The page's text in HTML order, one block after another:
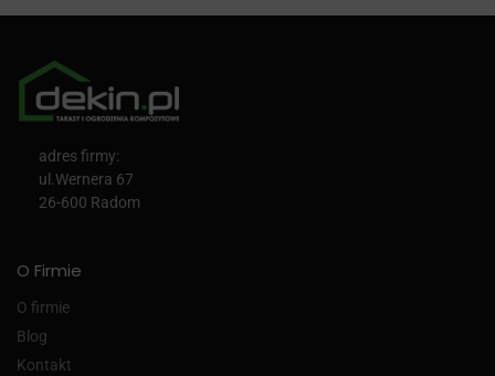
adres firmy:
ul.Wernera 67
26-600 Radom
O Firmie
O firmie
Blog
Kontakt